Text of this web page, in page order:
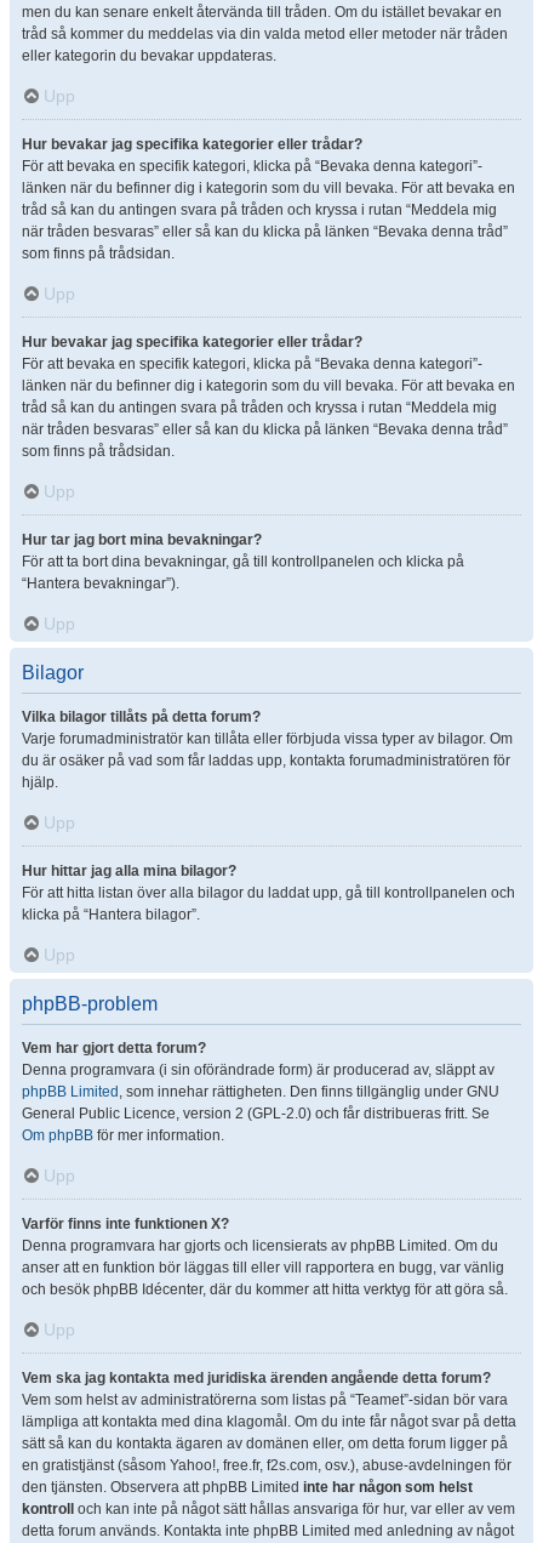
men du kan senare enkelt återvända till tråden. Om du istället bevakar en
tråd så kommer du meddelas via din valda metod eller metoder när tråden
eller kategorin du bevakar uppdateras.
Upp
Hur bevakar jag specifika kategorier eller trådar?
För att bevaka en specifik kategori, klicka på “Bevaka denna kategori”-
länken när du befinner dig i kategorin som du vill bevaka. För att bevaka en
tråd så kan du antingen svara på tråden och kryssa i rutan “Meddela mig
när tråden besvaras” eller så kan du klicka på länken “Bevaka denna tråd”
som finns på trådsidan.
Upp
Hur bevakar jag specifika kategorier eller trådar?
För att bevaka en specifik kategori, klicka på “Bevaka denna kategori”-
länken när du befinner dig i kategorin som du vill bevaka. För att bevaka en
tråd så kan du antingen svara på tråden och kryssa i rutan “Meddela mig
när tråden besvaras” eller så kan du klicka på länken “Bevaka denna tråd”
som finns på trådsidan.
Upp
Hur tar jag bort mina bevakningar?
För att ta bort dina bevakningar, gå till kontrollpanelen och klicka på
“Hantera bevakningar”).
Upp
Bilagor
Vilka bilagor tillåts på detta forum?
Varje forumadministratör kan tillåta eller förbjuda vissa typer av bilagor. Om
du är osäker på vad som får laddas upp, kontakta forumadministratören för
hjälp.
Upp
Hur hittar jag alla mina bilagor?
För att hitta listan över alla bilagor du laddat upp, gå till kontrollpanelen och
klicka på “Hantera bilagor”.
Upp
phpBB-problem
Vem har gjort detta forum?
Denna programvara (i sin oförändrade form) är producerad av, släppt av
phpBB Limited , som innehar rättigheten. Den finns tillgänglig under GNU
General Public Licence, version 2 (GPL-2.0) och får distribueras fritt. Se
Om phpBB för mer information.
Upp
Varför finns inte funktionen X?
Denna programvara har gjorts och licensierats av phpBB Limited. Om du
anser att en funktion bör läggas till eller vill rapportera en bugg, var vänlig
och besök phpBB Idécenter, där du kommer att hitta verktyg för att göra så.
Upp
Vem ska jag kontakta med juridiska ärenden angående detta forum?
Vem som helst av administratörerna som listas på “Teamet”-sidan bör vara
lämpliga att kontakta med dina klagomål. Om du inte får något svar på detta
sätt så kan du kontakta ägaren av domänen eller, om detta forum ligger på
en gratistjänst (såsom Yahoo!, free.fr, f2s.com, osv.), abuse-avdelningen för
den tjänsten. Observera att phpBB Limited inte har någon som helst
kontroll
och kan inte på något sätt hållas ansvariga för hur, var eller av vem
detta forum används. Kontakta inte phpBB Limited med anledning av något